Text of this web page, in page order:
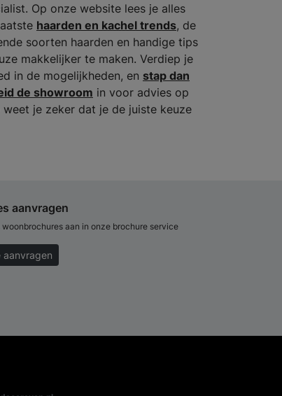
Op onze website lees je alles
haarden en kachel trends, de
soorten haarden en handige tips
makkelijker te maken. Verdiep je
in de mogelijkheden, en stap dan
de showroom in voor advies op
weet je zeker dat je de juiste keuze
aanvragen
woonbrochures aan in onze brochure service
aanvragen